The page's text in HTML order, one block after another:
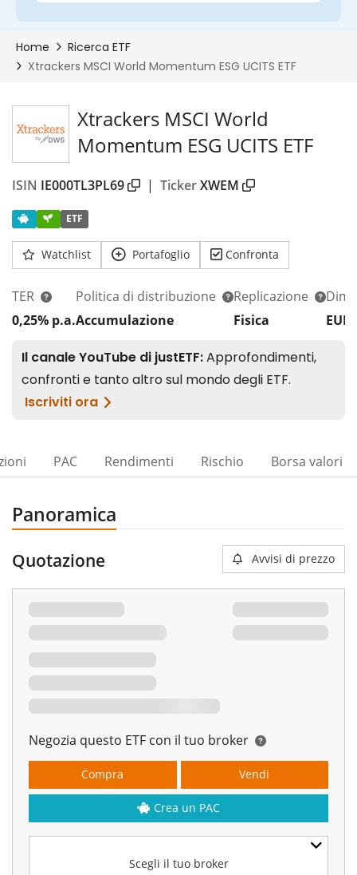
Xtrackers MSCI World
Momentum ESG UCITS ETF
ISIN IE000TL3PL69 | TickerXWEM
ETF
Watchlist Portafoglio Confronta
TER
0,25% p.a.
Politica di distribuzione
Accumulazione
Replicazione
Fisica
PAC Rendimenti Rischio Borsa valori
Panoramica
Quotazione Avvisi di prezzo
Negozia questo ETF con il tuo broker
Scegli il tuo broker
Compra Vendi
Crea un PAC